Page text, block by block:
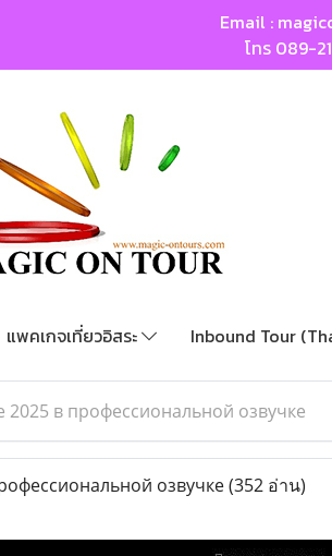
Email :
โทร 089-
แพคเกจเที่ยวอิสระ Inbound Tour
в профессиональной озвучке
озвучке(352 อ่าน)